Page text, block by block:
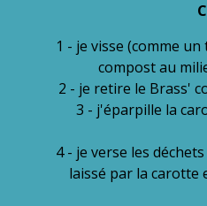
1 - je visse (comme
compost au
2 - je retire le Brass'
3 - j'éparpille la
4 - je verse les
laissé par la carotte